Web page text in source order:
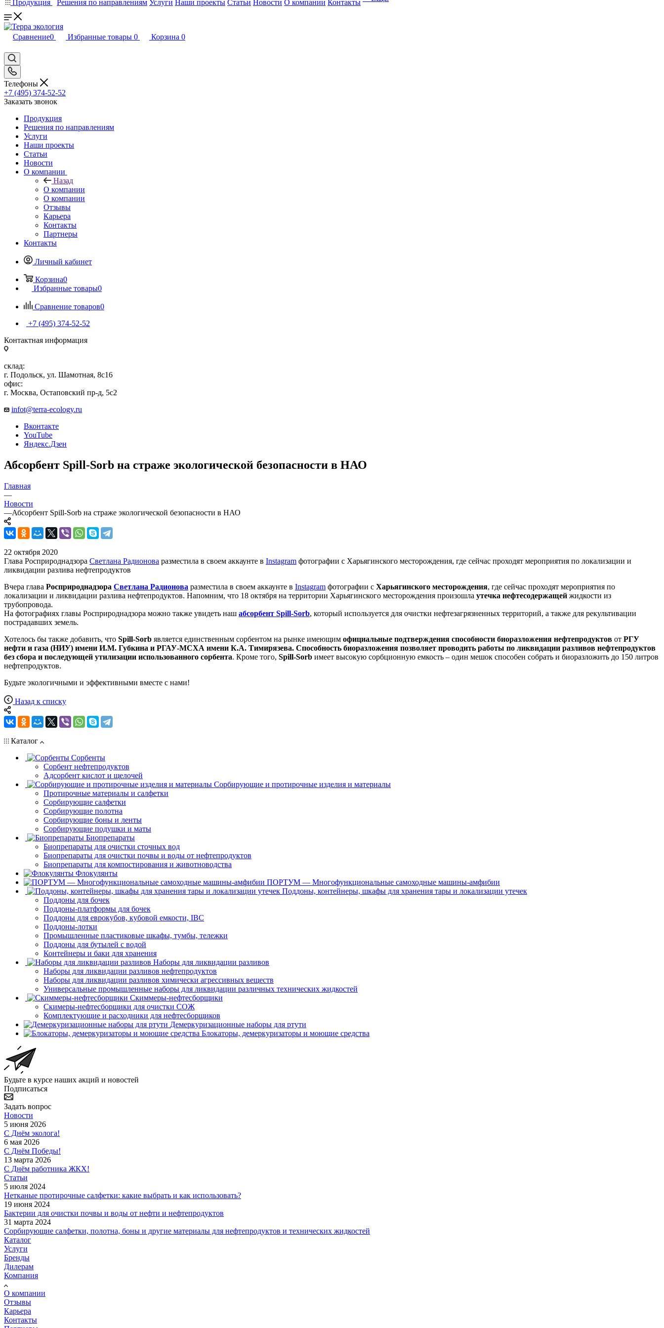
Продукция
Решения по направлениям Услуги Наши проекты Статьи Новости О компании Контакты
Сравнение0 Избранные товары 0 Корзина 0
Телефоны
+7 (495) 374-52-52
Заказать звонок
Продукция
Решения по направлениям
Услуги
Наши проекты
Статьи
Новости
О компании
Назад
О компании
О компании
Отзывы
Карьера
Контакты
Партнеры
Контакты
Личный кабинет
Корзина0
Избранные товары0
Сравнение товаров0
+7 (495) 374-52-52
Контактная информация
склад:
г. Подольск, ул. Шамотная, 8с16
офис:
г. Москва, Остаповский пр-д, 5с2
infot@terra-ecology.ru
Вконтакте
YouTube
Яндекс.Дзен
Абсорбент Spill-Sorb на страже экологической безопасности в НАО
Главная
—
Новости
—Абсорбент Spill-Sorb на страже экологической безопасности в НАО
22 октября 2020
Глава Росприроднадзора Светлана Радионова разместила в своем аккаунте в Instagram фотографии с Харьягинского месторождения, где сейчас проходят мероприятия по локализации и
ликвидации разлива нефтепродуктов
Вчера глава Росприроднадзора Светлана Радионова разместила в своем аккаунте в Instagram фотографии с Харьягинского месторождения, где сейчас проходят мероприятия по
локализации и ликвидации разлива нефтепродуктов. Напомним, что 18 октября на территории Харьягинского месторождения произошла утечка нефтесодержащей жидкости из
трубопровода.
На фотографиях главы Росприроднадзора можно также увидеть наш абсорбент Spill-Sorb, который используется для очистки нефтезагрязненных территорий, а также для рекультивации
пострадавших земель.
Хотелось бы также добавить, что Spill-Sorb является единственным сорбентом на рынке имеющим официальные подтверждения способности биоразложения нефтепродуктов от РГУ
нефти и газа (НИУ) имени И.М. Губкина и РГАУ-МСХА имени К.А. Тимирязева. Способность биоразложения позволяет проводить работы по ликвидации разливов нефтепродуктов
без сбора и последующей утилизации использованного сорбента. Кроме того, Spill-Sorb имеет высокую сорбционную емкость – один мешок способен собрать и биоразложить до 150 литров
нефтепродуктов.
Будьте экологичными и эффективными вместе с нами!
Назад к списку
Каталог
Сорбенты
Сорбент нефтепродуктов
Адсорбент кислот и щелочей
Сорбирующие и протирочные изделия и материалы
Протирочные материалы и салфетки
Сорбирующие салфетки
Сорбирующие полотна
Сорбирующие боны и ленты
Сорбирующие подушки и маты
Биопрепараты
Биопрепараты для очистки сточных вод
Биопрепараты для очистки почвы и воды от нефтепродуктов
Биопрепараты для компостирования и животноводства
Флокулянты
ПОРТУМ — Многофункциональные самоходные машины-амфибии
Поддоны, контейнеры, шкафы для хранения тары и локализации утечек
Поддоны для бочек
Поддоны-платформы для бочек
Поддоны для еврокубов, кубовой емкости, IBC
Поддоны-лотки
Промышленные пластиковые шкафы, тумбы, тележки
Поддоны для бутылей с водой
Контейнеры и баки для хранения
Наборы для ликвидации разливов
Наборы для ликвидации разливов нефтепродуктов
Наборы для ликвидации разливов химически агрессивных веществ
Универсальные промышленные наборы для ликвидации различных технических жидкостей
Скиммеры-нефтесборщики
Скимеры-нефтесборщики для очистки СОЖ
Комплектующие и расходники для нефтесборщиков
Демеркуризационные наборы для ртути
Блокаторы, демеркуризаторы и моющие средства
Будьте в курсе наших акций и новостей
Подписаться
Задать вопрос
Новости
5 июня 2026
С Днём эколога!
6 мая 2026
С Днём Победы!
13 марта 2026
С Днём работника ЖКХ!
Статьи
5 июля 2024
Нетканые протирочные салфетки: какие выбрать и как использовать?
19 июня 2024
Бактерии для очистки почвы и воды от нефти и нефтепродуктов
31 марта 2024
Сорбирующие салфетки, полотна, боны и другие материалы для нефтепродуктов и технических жидкостей
Каталог
Услуги
Бренды
Дилерам
Компания
О компании
Отзывы
Карьера
Контакты